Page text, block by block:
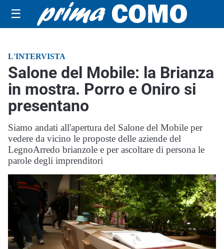
☰
L'INTERVISTA
Salone del Mobile: la Brianza
in mostra. Porro e Oniro si
presentano
Siamo andati all'apertura del Salone del Mobile per
vedere da vicino le proposte delle aziende del
LegnoArredo brianzole e per ascoltare di persona le
parole degli imprenditori